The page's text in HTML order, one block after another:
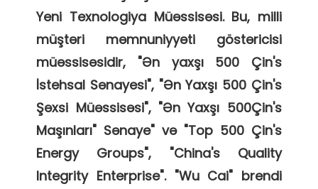
Yeni Texnologiya Müəssisəsi. Bu, milli
müştəri məmnuniyyəti göstəricisi
müəssisəsidir, "Ən yaxşı 500 Çin's
İstehsal Sənayesi", "Ən Yaxşı 500 Çin's
Şəxsi Müəssisəsi", "Ən Yaxşı 500Çin's
Maşınları" Sənaye" və "Top 500 Çin's
Energy Groups", "China's Quality
Integrity Enterprise". "Wu Cai" brendi